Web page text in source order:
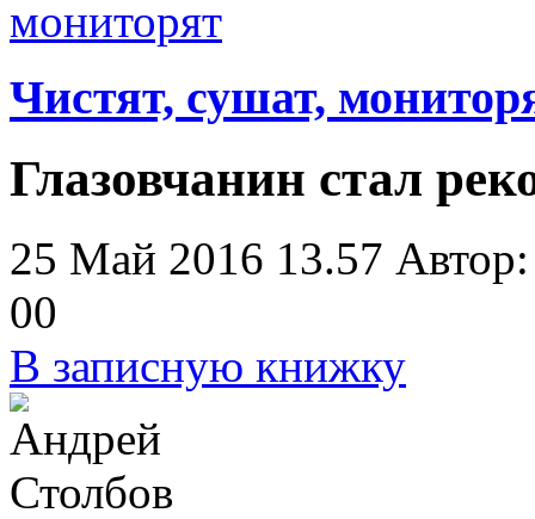
Чистят, сушат,
Глазовчанин стал
25 Май 2016 13.57
00
В записную книжку